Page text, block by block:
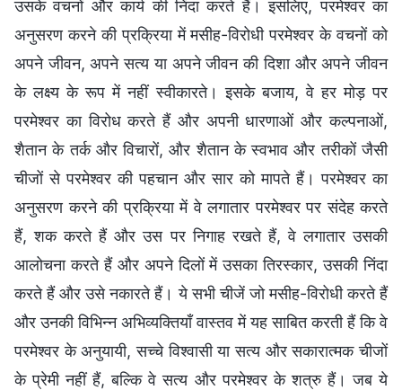
उसके वचनों और कार्य की निंदा करते हैं। इसलिए, परमेश्वर का
अनुसरण करने की प्रक्रिया में मसीह-विरोधी परमेश्वर के वचनों को
अपने जीवन, अपने सत्य या अपने जीवन की दिशा और अपने जीवन
के लक्ष्य के रूप में नहीं स्वीकारते। इसके बजाय, वे हर मोड़ पर
परमेश्वर का विरोध करते हैं और अपनी धारणाओं और कल्पनाओं,
शैतान के तर्क और विचारों, और शैतान के स्वभाव और तरीकों जैसी
चीजों से परमेश्वर की पहचान और सार को मापते हैं। परमेश्वर का
अनुसरण करने की प्रक्रिया में वे लगातार परमेश्वर पर संदेह करते
हैं, शक करते हैं और उस पर निगाह रखते हैं, वे लगातार उसकी
आलोचना करते हैं और अपने दिलों में उसका तिरस्कार, उसकी निंदा
करते हैं और उसे नकारते हैं। ये सभी चीजें जो मसीह-विरोधी करते हैं
और उनकी विभिन्न अभिव्यक्तियाँ वास्तव में यह साबित करती हैं कि वे
परमेश्वर के अनुयायी, सच्चे विश्वासी या सत्य और सकारात्मक चीजों
के प्रेमी नहीं हैं, बल्कि वे सत्य और परमेश्वर के शत्रु हैं। जब ये